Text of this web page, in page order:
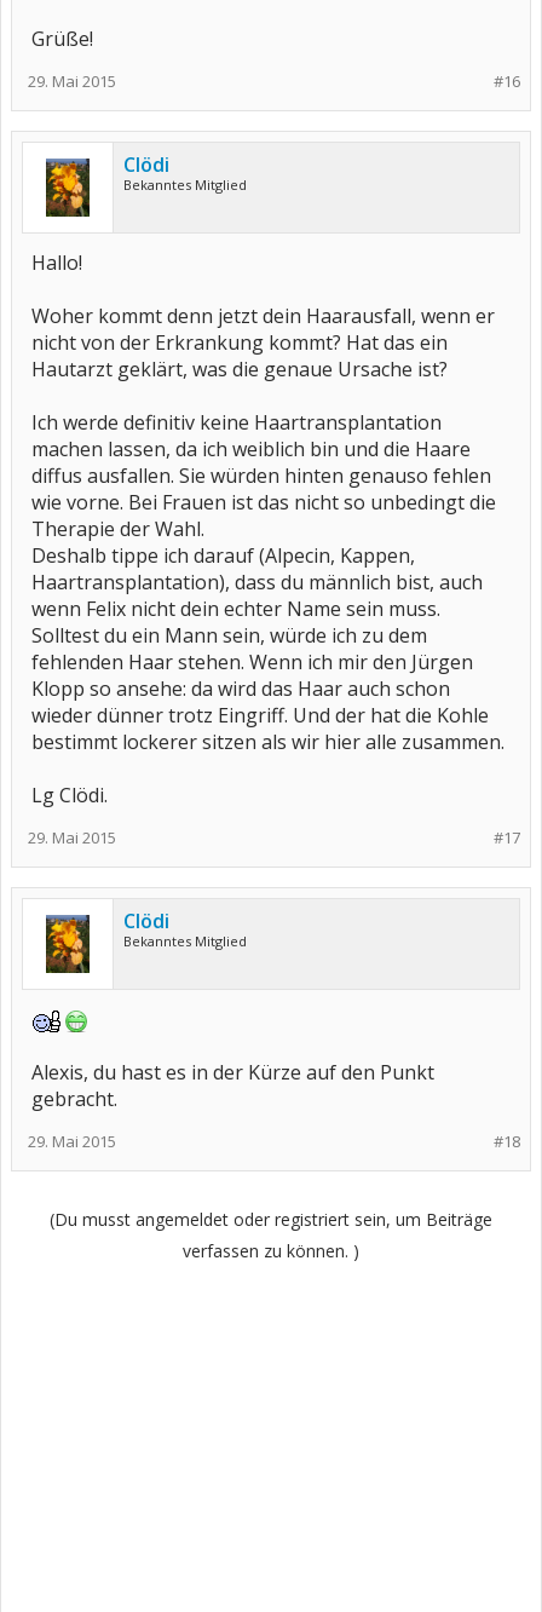
Grüße!
#16
29. Mai 2015
Clödi
Bekanntes Mitglied
Hallo!
Woher kommt denn jetzt dein Haarausfall, wenn er
nicht von der Erkrankung kommt? Hat das ein
Hautarzt geklärt, was die genaue Ursache ist?
Ich werde definitiv keine Haartransplantation
machen lassen, da ich weiblich bin und die Haare
diffus ausfallen. Sie würden hinten genauso fehlen
wie vorne. Bei Frauen ist das nicht so unbedingt die
Therapie der Wahl.
Deshalb tippe ich darauf (Alpecin, Kappen,
Haartransplantation), dass du männlich bist, auch
wenn Felix nicht dein echter Name sein muss.
Solltest du ein Mann sein, würde ich zu dem
fehlenden Haar stehen. Wenn ich mir den Jürgen
Klopp so ansehe: da wird das Haar auch schon
wieder dünner trotz Eingriff. Und der hat die Kohle
bestimmt lockerer sitzen als wir hier alle zusammen.
Lg Clödi.
#17
29. Mai 2015
Clödi
Bekanntes Mitglied
Alexis, du hast es in der Kürze auf den Punkt
gebracht.
#18
29. Mai 2015
(Du musst angemeldet oder registriert sein, um Beiträge
verfassen zu können. )